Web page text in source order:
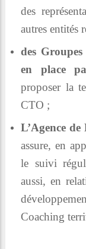
des
autres entités
des
en place
proposer la
CTO ;
L’Agence
assure, en
le suivi
aussi, en
Coaching